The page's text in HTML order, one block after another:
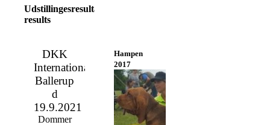
Udstillingesresultater/Show
results
DKK
International
Ballerup
d
19.9.2021
Dommer
Hampen
2017